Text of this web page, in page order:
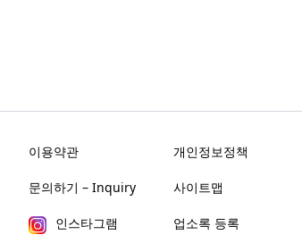
이용약관 개인정보정책
문의하기 – Inquiry 사이트맵
인스타그램 업소록 등록